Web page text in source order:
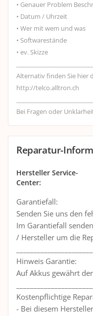
• Genauer Problem
• Datum / Uhrzeit
• Wer mit wem und was
• Softwarestände
• ev. Skizze
Alternativ finden Sie hier
http://telco.alltron.ch
Bei Fragen oder
Reparatur-
Hersteller Service-
Center:
Garantiefall:
Senden Sie uns den
Im Garantiefall
/ Hersteller um die
Hinweis Garantie:
Auf Akkus gewährt
Kostenpflichtige
- Bei diesem